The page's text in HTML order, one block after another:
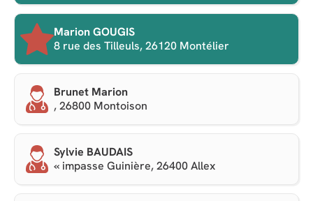
Marion GOUGIS
8 rue des Tilleuls, 26120 Montélier
Brunet Marion
, 26800 Montoison
Sylvie BAUDAIS
« impasse Guinière, 26400 Allex